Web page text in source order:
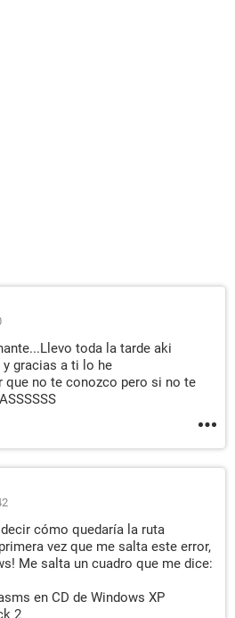
toda la tarde aki
gracias a ti lo he
no te conozco pero si no te
cómo quedaría la ruta
vez que me salta este error,
Me salta un cuadro que me dice:
en CD de Windows XP
2